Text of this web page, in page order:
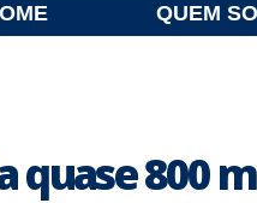
QUEM
quase 800